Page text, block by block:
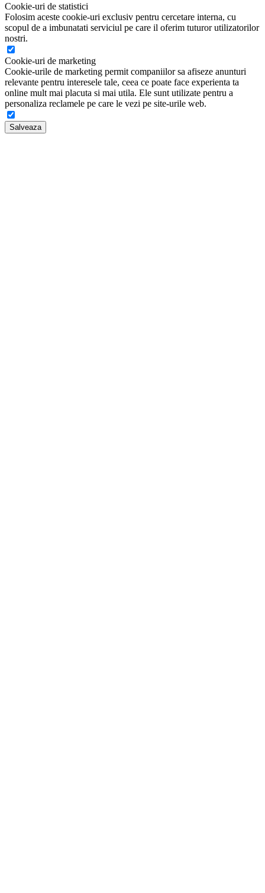
Cookie-uri de statistici
Folosim aceste cookie-uri exclusiv pentru cercetare interna, cu
scopul de a imbunatati serviciul pe care il oferim tuturor utilizatorilor
nostri.
Cookie-uri de marketing
Cookie-urile de marketing permit companiilor sa afiseze anunturi
relevante pentru interesele tale, ceea ce poate face experienta ta
online mult mai placuta si mai utila. Ele sunt utilizate pentru a
personaliza reclamele pe care le vezi pe site-urile web.
Salveaza